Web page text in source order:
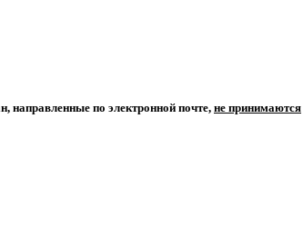
направленные по электронной почте,не принимаются